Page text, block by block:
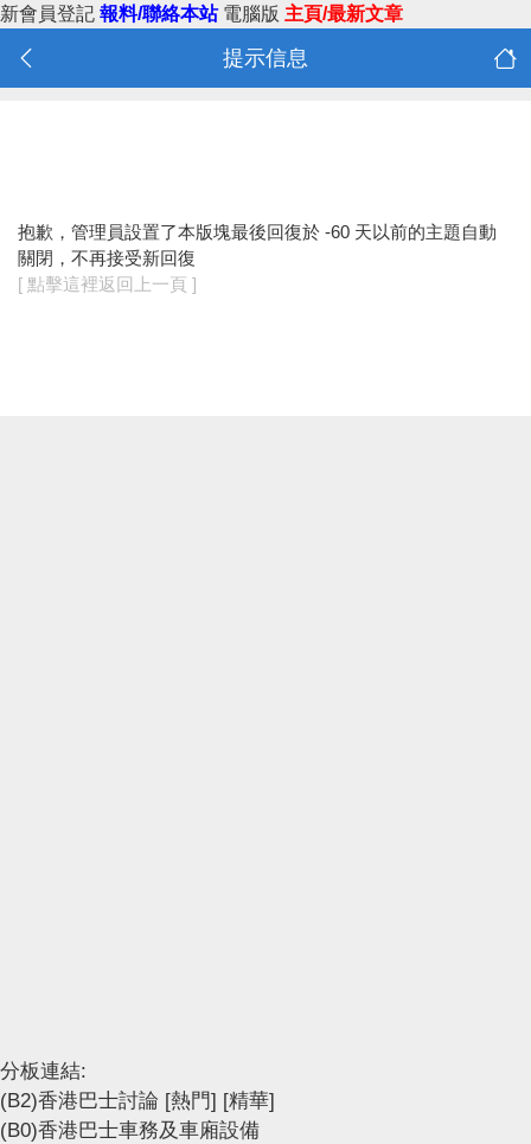
新會員登記 報料/聯絡本站 電腦版 主頁/最新文章
提示信息
抱歉，管理員設置了本版塊最後回復於 -60 天以前的主題自動
關閉，不再接受新回復
[ 點擊這裡返回上一頁 ]
分板連結:
(B2)香港巴士討論 [熱門] [精華]
(B0)香港巴士車務及車廂設備